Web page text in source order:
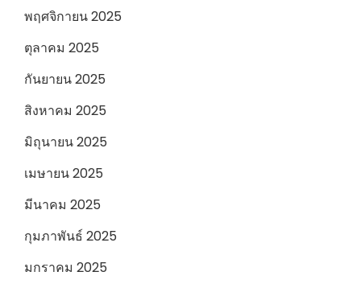
พฤศจิกายน 2025
ตุลาคม 2025
กันยายน 2025
สิงหาคม 2025
มิถุนายน 2025
เมษายน 2025
มีนาคม 2025
กุมภาพันธ์ 2025
มกราคม 2025